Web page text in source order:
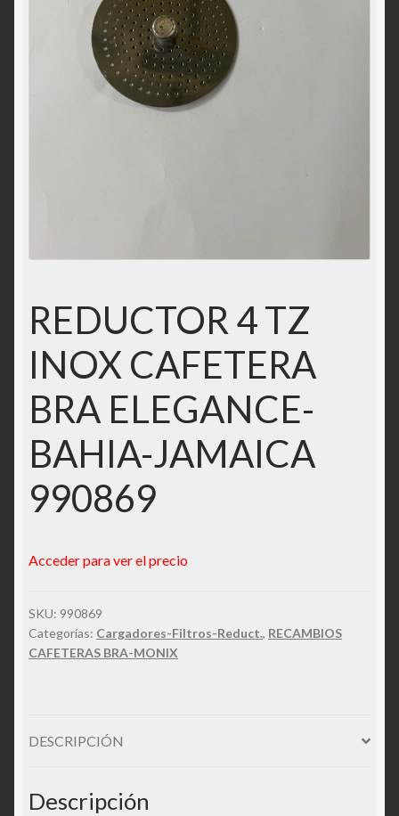
Solicitar acceso
REDUCTOR 4 TZ
INOX CAFETERA
BRA ELEGANCE-
BAHIA-JAMAICA
990869
Acceder para ver el precio
SKU: 990869
Categorías: Cargadores-Filtros-Reduct., RECAMBIOS
CAFETERAS BRA-MONIX
DESCRIPCIÓN
Descripción